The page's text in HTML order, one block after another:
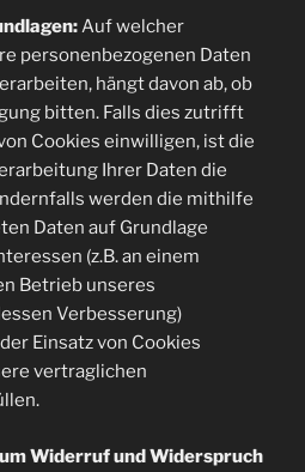
Auf welcher
personenbezogenen Daten
hängt davon ab, ob
bitten. Falls dies zutrifft
Cookies einwilligen, ist die
Ihrer Daten die
werden die mithilfe
Daten auf Grundlage
(z.B. an einem
Betrieb unseres
Verbesserung)
Einsatz von Cookies
vertraglichen
Widerruf und Widerspruch